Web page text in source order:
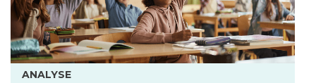
ANALYSE